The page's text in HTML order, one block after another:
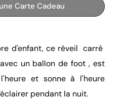
Carte Cadeau
d'enfant, ce réveil carré
un ballon de foot , est
et sonne à l'heure
pendant la nuit.